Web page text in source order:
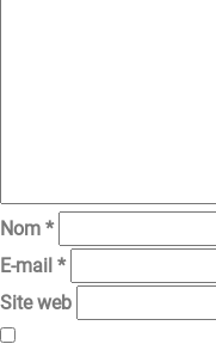
Nom *
E-mail *
Site web